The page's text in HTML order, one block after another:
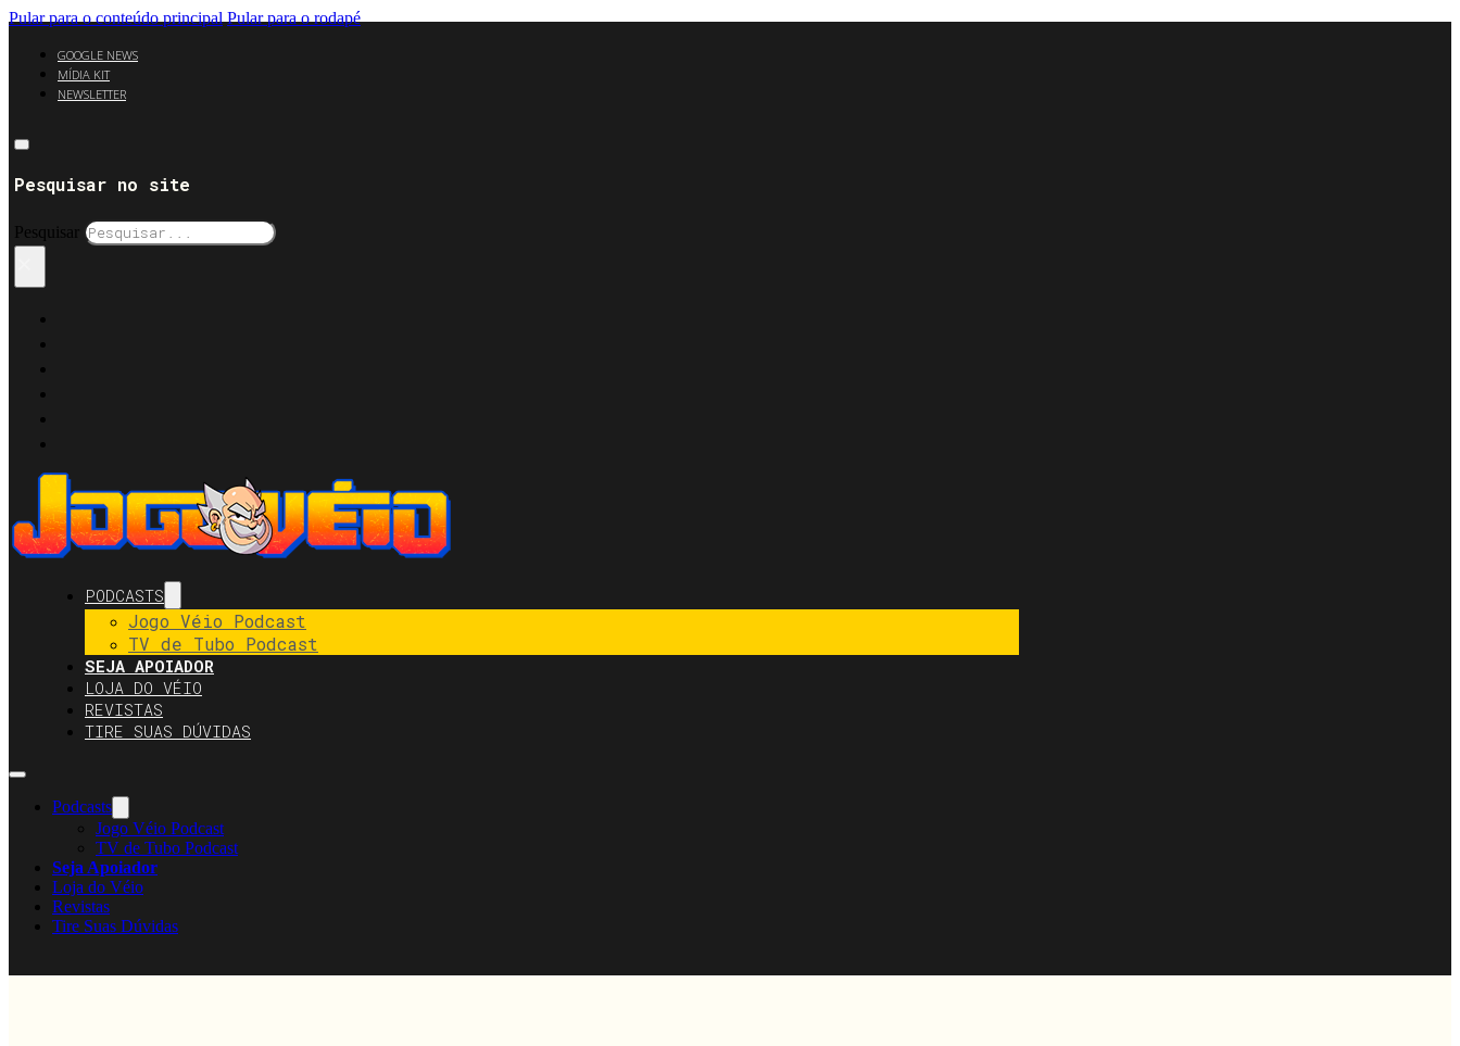
Pular para o conteúdo principal Pular para o rodapé
GOOGLE NEWS
MÍDIA KIT
NEWSLETTER
Pesquisar no site
Pesquisar
PODCASTS
Jogo Véio Podcast
TV de Tubo Podcast
SEJA APOIADOR
LOJA DO VÉIO
REVISTAS
TIRE SUAS DÚVIDAS
Podcasts
Jogo Véio Podcast
TV de Tubo Podcast
Seja Apoiador
Loja do Véio
Revistas
Tire Suas Dúvidas